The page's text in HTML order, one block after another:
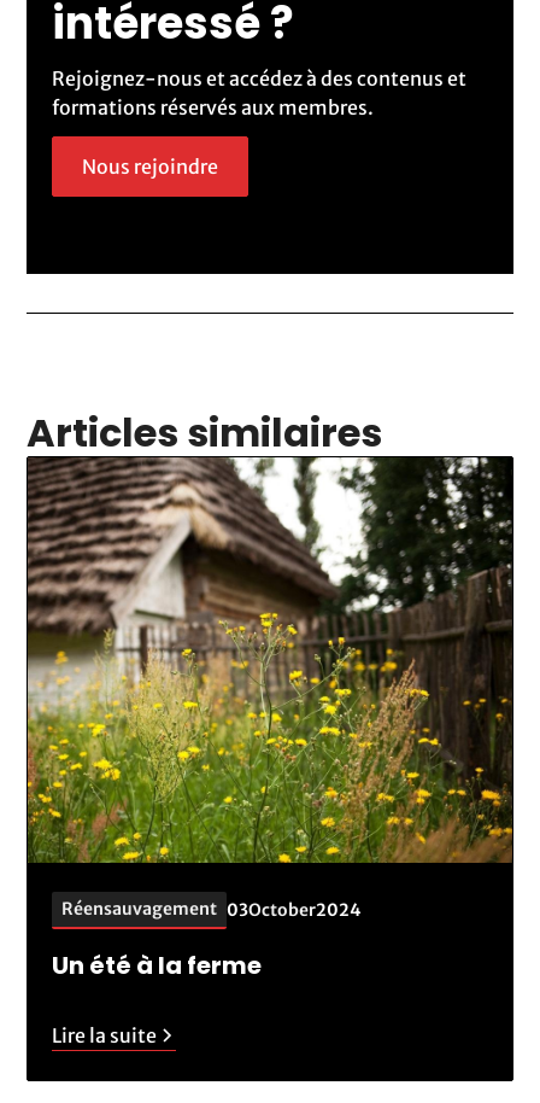
intéressé ?
Rejoignez-nous et accédez à des contenus et
formations réservés aux membres.
Nous rejoindre
Articles similaires
Réensauvagement 03October2024
Un été à la ferme
Lire la suite